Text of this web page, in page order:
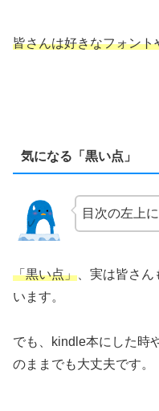
皆さんは好きなフォン
気になる「黒い点」
目次の左上
「黒い点」、実は皆さん
います。
でも、kindle本にした時
のままでも大丈夫です。